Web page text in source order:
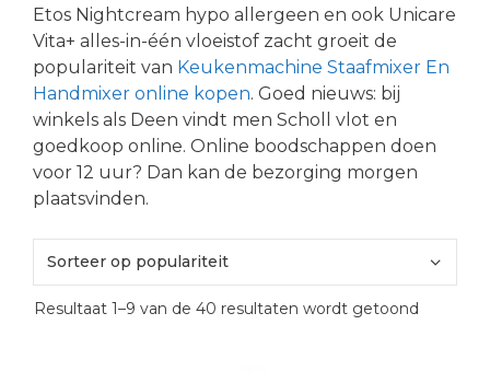
Etos Nightcream hypo allergeen en ook Unicare
Vita+ alles-in-één vloeistof zacht groeit de
populariteit van Keukenmachine Staafmixer En
Handmixer online kopen. Goed nieuws: bij
winkels als Deen vindt men Scholl vlot en
goedkoop online. Online boodschappen doen
voor 12 uur? Dan kan de bezorging morgen
plaatsvinden.
Resultaat 1–9 van de 40 resultaten wordt getoond